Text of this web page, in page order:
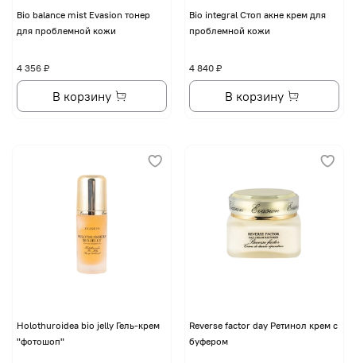
Bio balance mist Evasion тонер
для проблемной кожи
4 356 ₽
В корзину
Bio integral Стоп акне крем для
проблемной кожи
4 840 ₽
В корзину
Holothuroidea bio jelly Гель-крем
"фотошоп"
Reverse factor day Ретинол крем с
буфером